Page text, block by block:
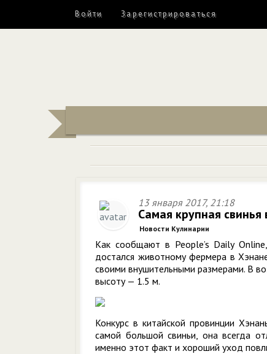
Войти Зарегистрироваться
13 января 2017, 21:18
Самая крупная
Новости Кулинарии
Как сообщают в People’s Daily
достался животному фермера в
своими внушительными размерами. В
высоту — 1.5 м.
Конкурс в китайской провинции
самой большой свиньи, она всегда
именно этот факт и хороший уход